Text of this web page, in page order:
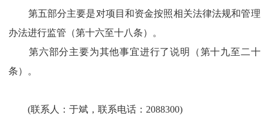
第五部分主要是对项目和资金按照相关法律法规和管理
办法进行监管（第十六至十八条）。
第六部分主要为其他事宜进行了说明（第十九至二十
条）。
(联系人：于斌，联系电话：2088300)